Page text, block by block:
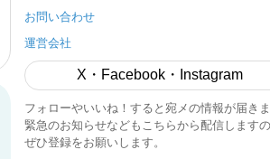
お問い合わせ
運営会社
X・Facebook・Instagram
フォローやいいね！すると宛メの情報が届きま
緊急のお知らせなどもこちらから配信しますの
ぜひ登録をお願いします。